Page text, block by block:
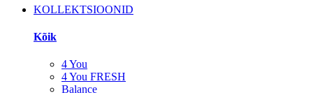
KOLLEKTSIOONID
Kõik
4 You
4 You FRESH
Balance